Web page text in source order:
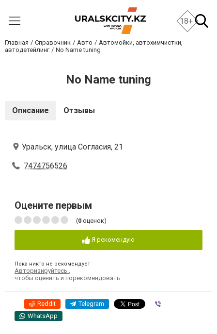
18+
Главная Справочник Авто
Автомойки, автохимчистки,
автодетейлинг
No Name tuning
No Name tuning
Описание Отзывы
Уральск, улица Согласия, 21
7474756526
Оцените первым
(0 оценок)
Я рекомендую
Пока никто не рекомендует
Авторизируйтесь
чтобы оценить и порекомендовать
Reddit Telegram
WhatsApp